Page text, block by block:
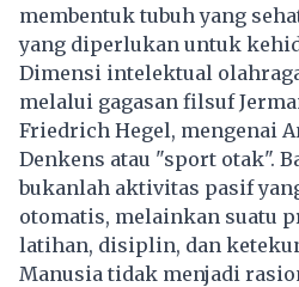
membentuk tubuh yang
yang diperlukan untuk
Dimensi intelektual
melalui gagasan filsuf
Friedrich Hegel, mengenai
Denkens atau "sport otak".
bukanlah aktivitas pasif
otomatis, melainkan suatu
latihan, disiplin, dan
Manusia tidak menjadi